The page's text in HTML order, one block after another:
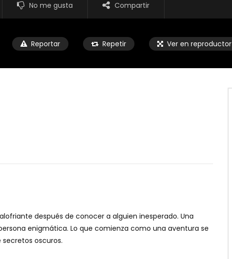
No me gusta Compartir
Reportar Repetir Ver en reproductor
después de conocer a alguien inesperado. Una
enigmática. Lo que comienza como una aventura se
oscuros.